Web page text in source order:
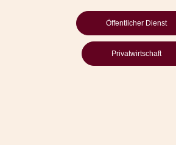
Öffentlicher Dienst
Privatwirtschaft